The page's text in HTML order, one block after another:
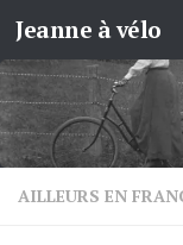
Skip to content
Jeanne à vélo
AILLEURS EN